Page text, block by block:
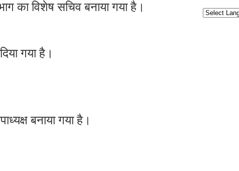
का विशेष सचिव बनाया गया है।
गया है।
बनाया गया है।